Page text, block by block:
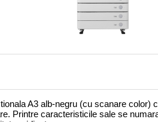
A3 alb-negru (cu scanare color)
Printre caracteristicile sale se